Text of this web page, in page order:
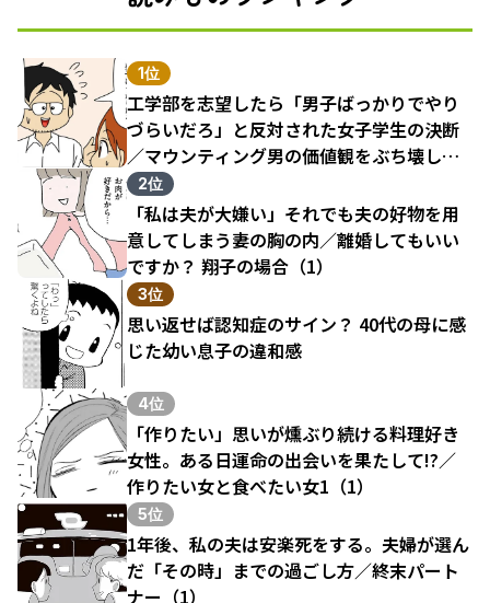
1位
工学部を志望したら「男子ばっかりでやり
づらいだろ」と反対された女子学生の決断
／マウンティング男の価値観をぶち壊した
結果（1）
2位
「私は夫が大嫌い」それでも夫の好物を用
意してしまう妻の胸の内／離婚してもいい
ですか？ 翔子の場合（1）
3位
思い返せば認知症のサイン？ 40代の母に感
じた幼い息子の違和感
4位
「作りたい」思いが燻ぶり続ける料理好き
女性。ある日運命の出会いを果たして!?／
作りたい女と食べたい女1（1）
5位
1年後、私の夫は安楽死をする。夫婦が選ん
だ「その時」までの過ごし方／終末パート
ナー（1）